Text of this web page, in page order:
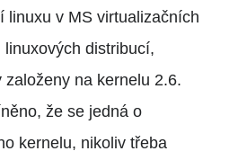
linuxu v MS virtualizačních
distribucí,
na kernelu 2.6.
že se jedná o
kernelu, nikoliv třeba